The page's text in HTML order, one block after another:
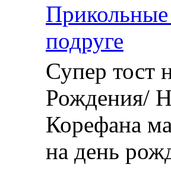
подруге
Супер тост
Рождения/
Корефана
на день